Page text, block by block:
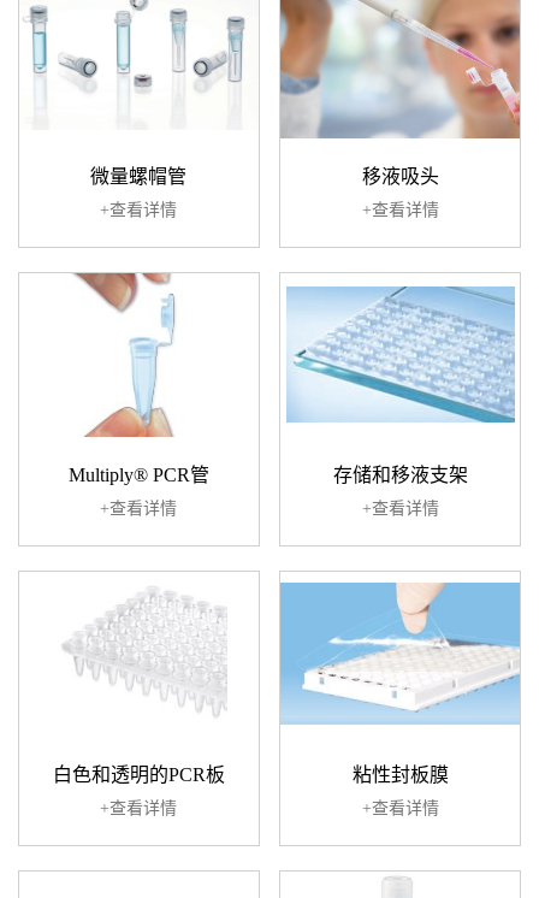
微量螺帽管
+查看详情
移液吸头
+查看详情
Multiply® PCR管
+查看详情
存储和移液支架
+查看详情
白色和透明的PCR板
+查看详情
粘性封板膜
+查看详情